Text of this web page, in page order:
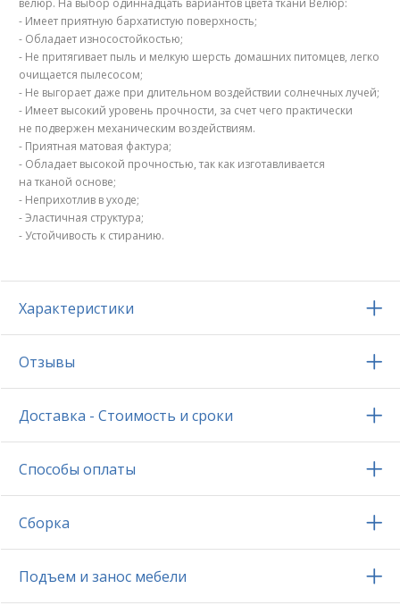
велюр. На выбор одиннадцать вариантов цвета ткани Велюр:
- Имеет приятную бархатистую поверхность;
- Обладает износостойкостью;
- Не притягивает пыль и мелкую шерсть домашних питомцев, легко
очищается пылесосом;
- Не выгорает даже при длительном воздействии солнечных лучей;
- Имеет высокий уровень прочности, за счет чего практически
не подвержен механическим воздействиям.
- Приятная матовая фактура;
- Обладает высокой прочностью, так как изготавливается
на тканой основе;
- Неприхотлив в уходе;
- Эластичная структура;
- Устойчивость к стиранию.
Характеристики
Отзывы
Доставка - Стоимость и сроки
Способы оплаты
Сборка
Подъем и занос мебели